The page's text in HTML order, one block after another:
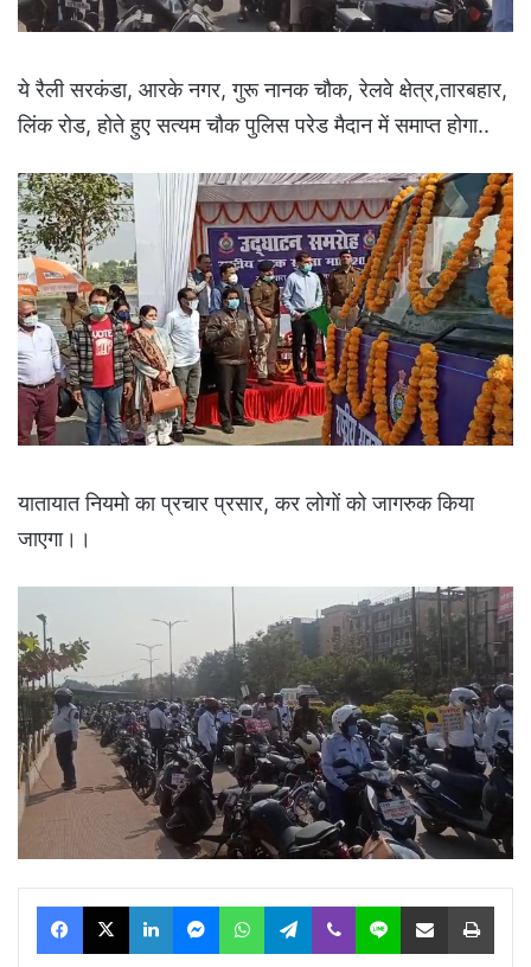
ये रैली सरकंडा, आरके नगर, गुरू नानक चौक, रेलवे क्षेत्र,तारबहार,
लिंक रोड, होते हुए सत्यम चौक पुलिस परेड मैदान में समाप्त होगा..
यातायात नियमो का प्रचार प्रसार, कर लोगों को जागरुक किया
जाएगा।।
Facebook
X LinkedInMessengerWhatsAppTelegram
Viber Line Share via Email Print